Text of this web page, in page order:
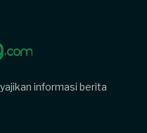
informasi berita